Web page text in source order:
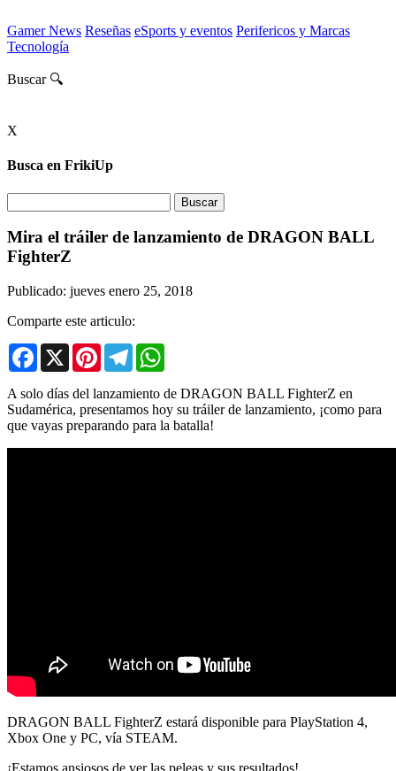
Gamer News Reseñas eSports y eventos Perifericos y Marcas
Tecnología
Buscar 🔍
X
Busca en FrikiUp
Mira el tráiler de lanzamiento de DRAGON BALL
FighterZ
Publicado: jueves enero 25, 2018
Comparte este articulo:
Facebook
X PinterestTelegram
A solo días del lanzamiento de DRAGON BALL FighterZ en
Sudamérica, presentamos hoy su tráiler de lanzamiento, ¡como para
que vayas preparando para la batalla!
DRAGON BALL FighterZ estará disponible para PlayStation 4,
Xbox One y PC, vía STEAM.
¡Estamos ansiosos de ver las peleas y sus resultados!